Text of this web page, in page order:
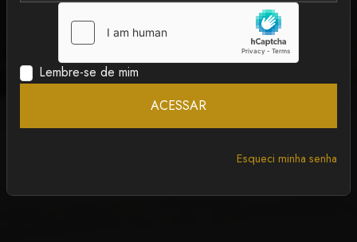
MAIS RECENTE
ANCAPSU
Lembre-se de mim
ACESSAR
Esqueci minha senha